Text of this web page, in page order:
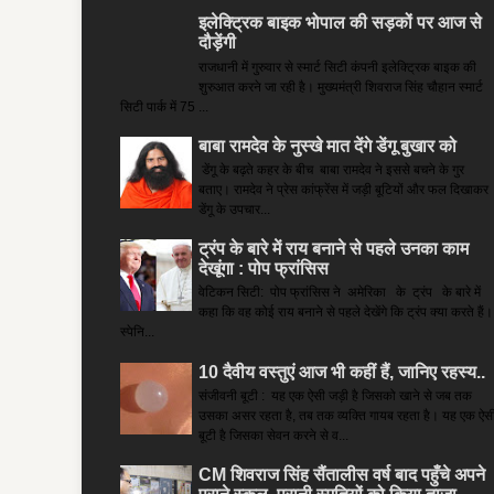
इलेक्ट्रिक बाइक भोपाल की सड़कों पर आज से
दौड़ेंगी
राजधानी में गुरुवार से स्मार्ट सिटी कंपनी इलेक्ट्रिक बाइक की
शुरुआत करने जा रही है। मुख्यमंत्री शिवराज सिंह चौहान स्मार्ट
सिटी पार्क में 75 ...
बाबा रामदेव के नुस्खे मात देंगे डेंगू बुखार को
डेंगू के बढ़ते कहर के बीच बाबा रामदेव ने इससे बचने के गुर
बताए। रामदेव ने प्रेस कांफ्रेंस में जड़ी बूटियों और फल दिखाकर
डेंगू के उपचार...
ट्रंप के बारे में राय बनाने से पहले उनका काम
देखूंगा : पोप फ्रांसिस
वेटिकन सिटी: पोप फ्रांसिस ने अमेरिका के ट्रंप के बारे में
कहा कि वह कोई राय बनाने से पहले देखेंगे कि ट्रंप क्या करते हैं।
स्पेनि...
10 दैवीय वस्तुएं आज भी कहीं हैं, जानिए रहस्य..
संजीवनी बूटी : यह एक ऐसी जड़ी है जिसको खाने से जब तक
उसका असर रहता है, तब तक व्यक्ति गायब रहता है। यह एक
बूटी है जिसका सेवन करने से व...
CM शिवराज सिंह सैंतालीस वर्ष बाद पहुँचे अपने